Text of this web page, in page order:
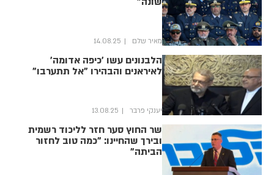
מאיר שלם 14.08.25
הלבנונים עשו 'כיפה אדומה'
לאיראנים והבהירו "אל תתערבו"
יענקי פרבר 13.08.25
שר החוץ סער חזר לליכוד רשמית
ובירך שהחיינו: "כמה טוב לחזור
הביתה"